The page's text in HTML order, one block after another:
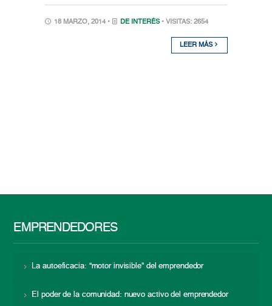
18 MARZO, 2014 • DE INTERÉS • VISITAS: 2654
LEER MÁS
EMPRENDEDORES
La autoeficacia: “motor invisible” del emprendedor
El poder de la comunidad: nuevo activo del emprendedor